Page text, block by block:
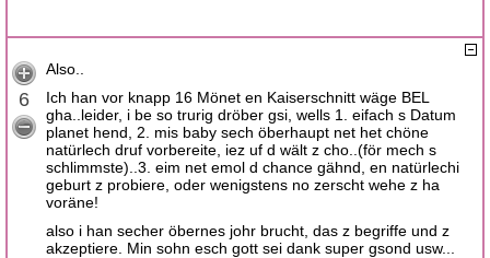
6
Also..
Ich han vor knapp 16 Mönet en Kaiserschnitt wäge BEL
gha..leider, i be so trurig dröber gsi, wells 1. eifach s Datum
planet hend, 2. mis baby sech öberhaupt net het chöne
natürlech druf vorbereite, iez uf d wält z cho..(för mech s
schlimmste)..3. eim net emol d chance gähnd, en natürlechi
geburt z probiere, oder wenigstens no zerscht wehe z ha
voräne!
also i han secher öbernes johr brucht, das z begriffe und z
akzeptiere. Min sohn esch gott sei dank super gsond usw...